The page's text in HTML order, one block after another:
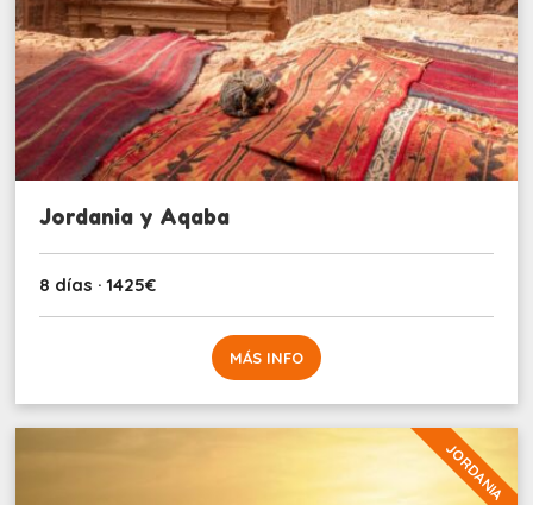
Jordania y Aqaba
8 días · 1425€
MÁS INFO
JORDANIA